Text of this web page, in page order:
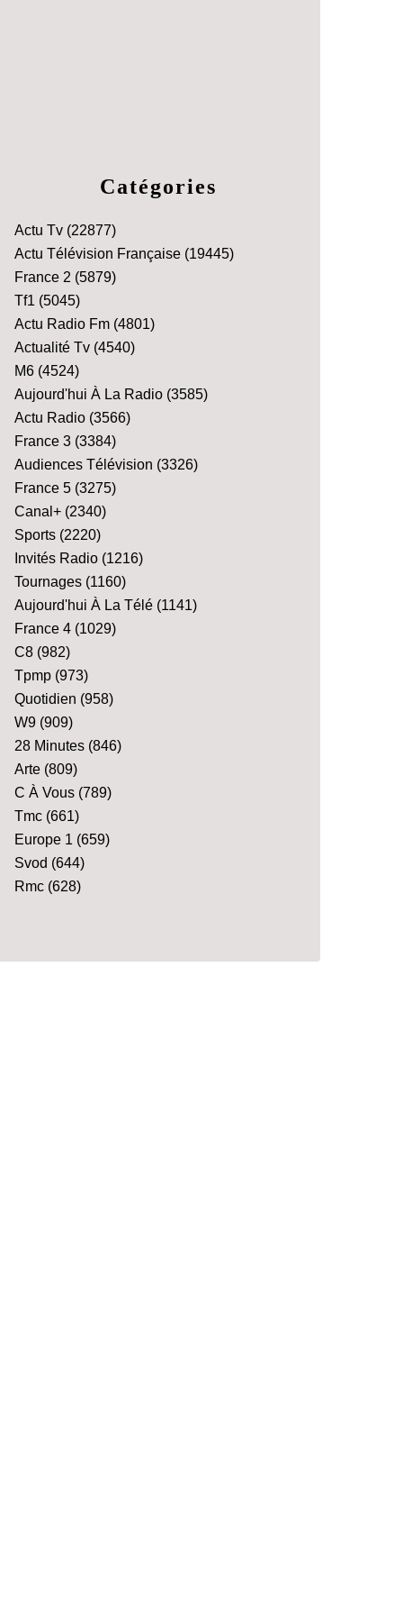
Catégories
Actu Tv (22877)
Actu Télévision Française (19445)
France 2 (5879)
Tf1 (5045)
Actu Radio Fm (4801)
Actualité Tv (4540)
M6 (4524)
Aujourd'hui À La Radio (3585)
Actu Radio (3566)
France 3 (3384)
Audiences Télévision (3326)
France 5 (3275)
Canal+ (2340)
Sports (2220)
Invités Radio (1216)
Tournages (1160)
Aujourd'hui À La Télé (1141)
France 4 (1029)
C8 (982)
Tpmp (973)
Quotidien (958)
W9 (909)
28 Minutes (846)
Arte (809)
C À Vous (789)
Tmc (661)
Europe 1 (659)
Svod (644)
Rmc (628)